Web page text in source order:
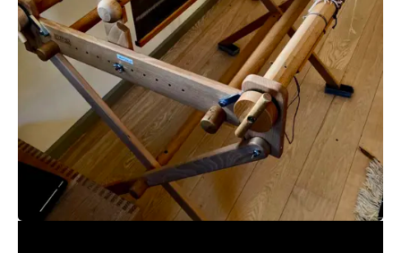
kunsthåndværkermarked, arbejdende
værksteder, musik, underholdning og mad og
drikke. Læs merehttps://kildemarkedet.dk/
Vil du deltage som udstiller, kontakt Anne-Marie
bechikat@gmail.com